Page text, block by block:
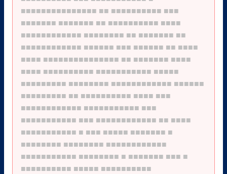
■■■■■■■■■■■■■■■ ■■ ■■■■■■■■■■ ■■■
■■■■■■■ ■■■■■■■ ■■ ■■■■■■■■■■ ■■■■
■■■■■■■■■■■■ ■■■■■■■■ ■■ ■■■■■■■ ■■
■■■■■■■■■■■■ ■■■■■■ ■■■ ■■■■■■ ■■ ■■■■
■■■■ ■■■■■■■■■■■■■■■ ■■ ■■■■■■■ ■■■■
■■■■ ■■■■■■■■■■ ■■■■■■■■■■■ ■■■■■
■■■■■■■■■ ■■■■■■■■ ■■■■■■■■■■■■ ■■■■■■
■■■■■■■■■ ■■ ■■■■■■■■■■ ■■■■ ■■■
■■■■■■■■■■■■ ■■■■■■■■■■■ ■■■
■■■■■■■■■■■ ■■■ ■■■■■■■■■■■■ ■■ ■■■■
■■■■■■■■■■■ ■ ■■■ ■■■■■ ■■■■■■■ ■
■■■■■■■■ ■■■■■■■■ ■■■■■■■■■■■■
■■■■■■■■■■■ ■■■■■■■■ ■ ■■■■■■■ ■■■ ■
■■■■■■■■■■ ■■■■■ ■■■■■■■■■■